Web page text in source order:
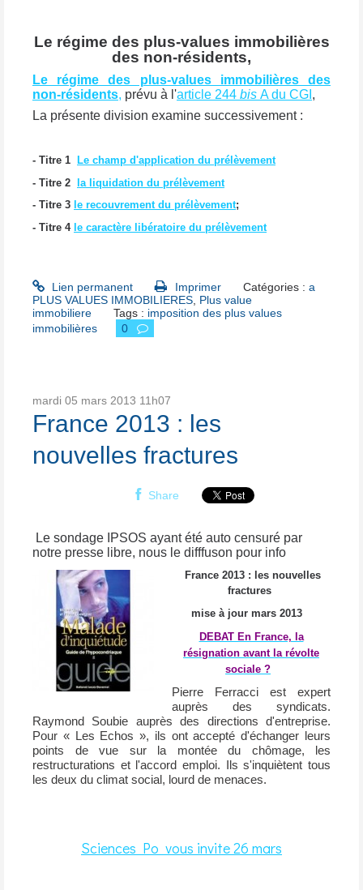
Le régime des plus-values immobilières
des non-résidents,
Le régime des plus-values immobilières des
non-résidents, prévu à l'article 244 bis A du CGI ,
La présente division examine successivement :
- Titre 1
Le champ d'application du prélèvement
- Titre 2 la liquidation du prélèvement
- Titre 3 le recouvrement du prélèvement;
- Titre 4 le caractère libératoire du prélèvement
Lien permanent Imprimer Catégories : a
PLUS VALUES IMMOBILIERES, Plus value
immobiliere
Tags : imposition des plus values
immobilières
0
mardi 05 mars 2013 11h07
France 2013 : les
nouvelles fractures
Share
Le sondage IPSOS ayant été auto censuré par
notre presse libre, nous le difffuson pour info
France 2013 : les nouvelles
fractures
mise à jour mars 2013
DEBAT En France, la
résignation avant la révolte
sociale ?
Pierre Ferracci est expert
auprès des syndicats.
Raymond Soubie auprès des directions d'entreprise.
Pour « Les Echos », ils ont accepté d'échanger leurs
points de vue sur la montée du chômage, les
restructurations et l'accord emploi. Ils s'inquiètent tous
les deux du climat social, lourd de menaces.
Sciences Po vous invite 26 mars